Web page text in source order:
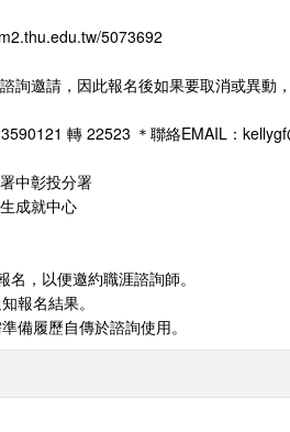
5073692
詢邀請，因此報名後如果要取消或異
轉 22523 ＊聯絡EMAIL：
中彰投分署
成就中心
，以便邀約職涯諮詢師。
報名結果。
備履歷自傳於諮詢使用。